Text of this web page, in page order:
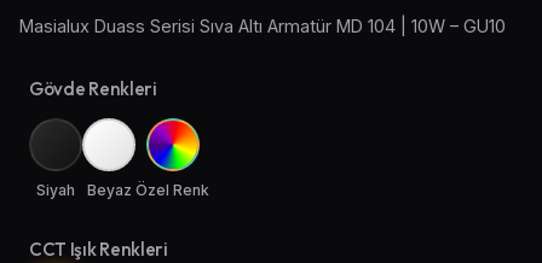
Lambader ve Masa Lambası
Endüstriyel Aydınlatma
Acil Aydınlatma ve Yönlendirmeler
Masialux Duass Serisi Sıva Altı Armatür MD 104 | 10W – GU10
Gövde Renkleri
Siyah Beyaz Özel Renk
CCT Işık Renkleri